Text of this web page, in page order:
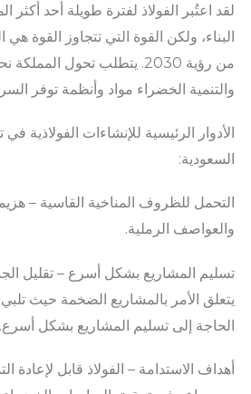
لقد اعتُبر الفولاذ لفترة طويلة أحد أكثر
البناء، ولكن القوة التي تتجاوز القوة هي
من رؤية 2030. يتطلب تحول
والتنمية الخضراء مواد وأنظمة توفر
الأدوار الرئيسية للإنشاءات الفولاذية
السعودية:
التحمل للظروف المناخية القاسية –
والعواصف الرملية.
تسليم المشاريع بشكل أسرع – تقليل
يتعلق الأمر بالمشاريع الضخمة حيث
الحاجة إلى تسليم المشاريع بشكل أسرع.